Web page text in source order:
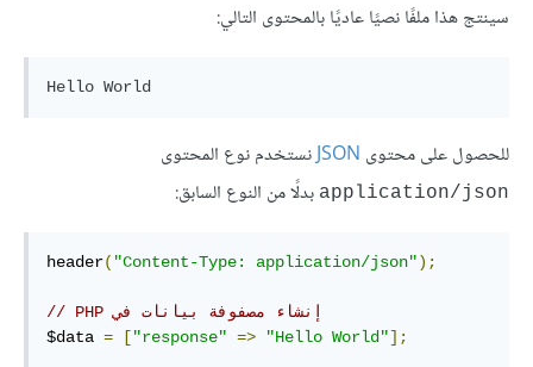
سينتج هذا ملفًا نصيًا عاديًا بالمحتوى التالي:
للحصول على محتوى نستخدم نوع المحتوى
application/json بدلًا من النوع السابق:
header( "Content-Type: application/json");
// P‏H‎P‎ إنشاء مصفوفة بيانات في
$data = ["response" => "Hello World"];